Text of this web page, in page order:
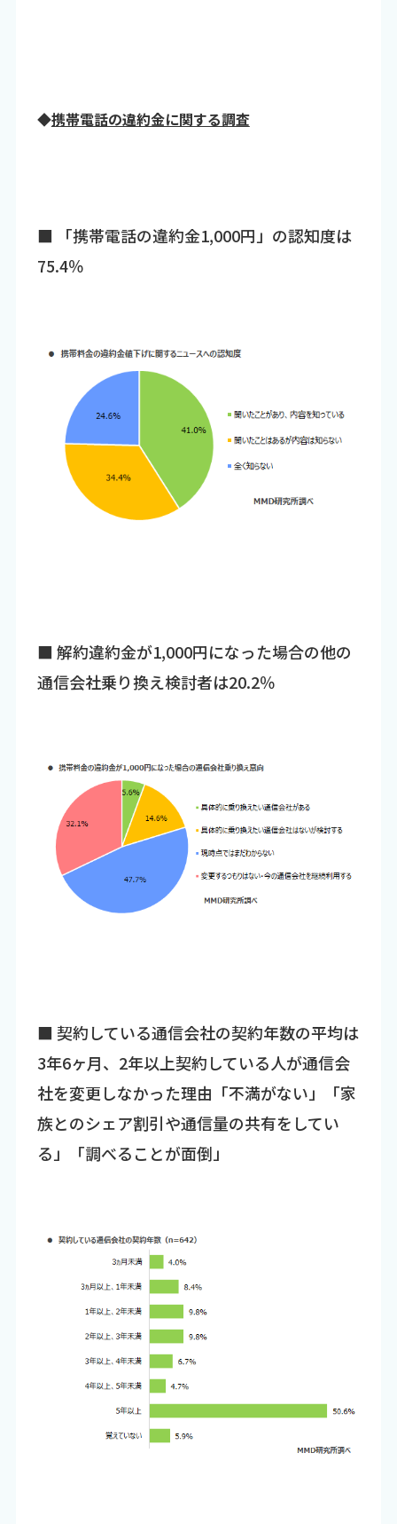
◆携帯電話の違約金に関する調査
■ 「携帯電話の違約金1,000円」の認知度は
75.4％
■ 解約違約金が1,000円になった場合の他の
通信会社乗り換え検討者は20.2％
■ 契約している通信会社の契約年数の平均は
3年6ヶ月、2年以上契約している人が通信会
社を変更しなかった理由「不満がない」「家
族とのシェア割引や通信量の共有をしてい
る」「調べることが面倒」